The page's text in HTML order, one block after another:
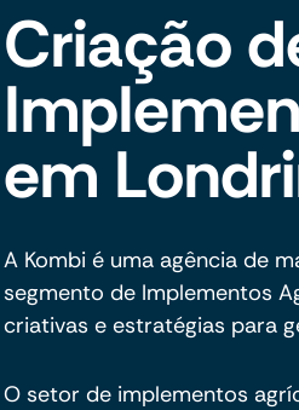
Criação
em
A Kombi é uma agência de
segmento de Implementos
criativas e estratégias para
O setor de implementos